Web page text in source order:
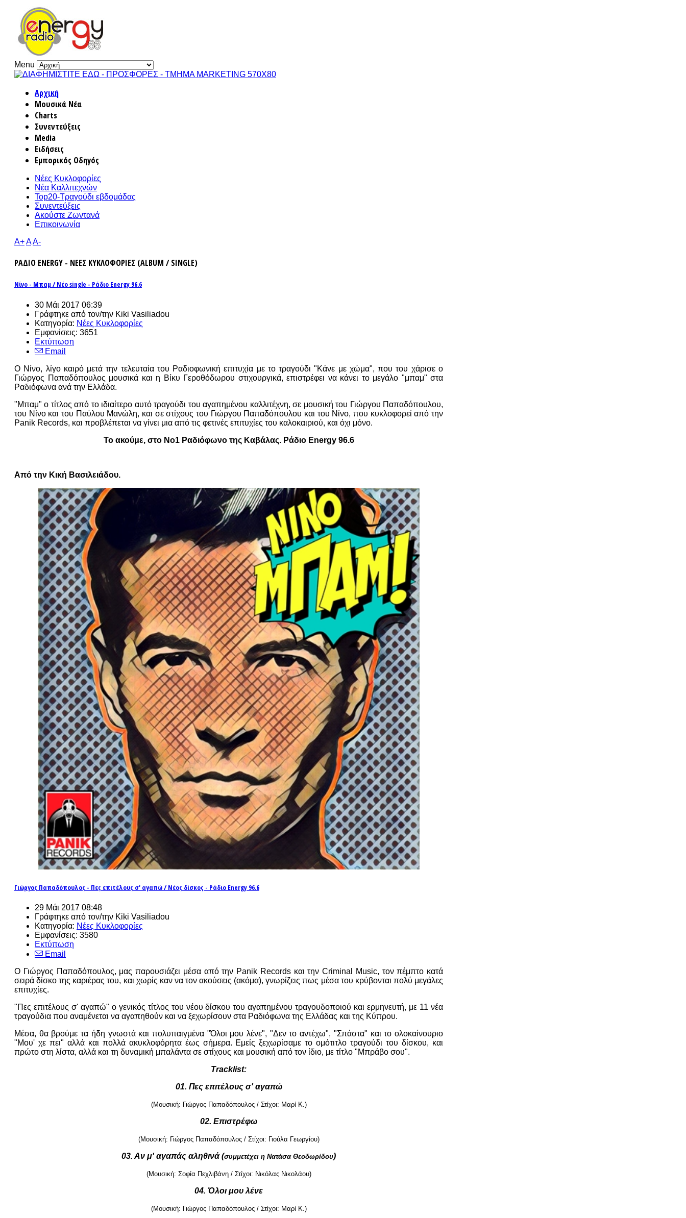
Menu
Αρχική
Μουσικά Νέα
Charts
Συνεντεύξεις
Media
Ειδήσεις
Εμπορικός Οδηγός
Νέες Κυκλοφορίες
Νέα Καλλιτεχνών
Top20-Τραγούδι εβδομάδας
Συνεντεύξεις
Ακούστε Ζωντανά
Επικοινωνία
A+AA-
ΡΑΔΙΟ ENERGY - ΝΕΕΣ ΚΥΚΛΟΦΟΡΙΕΣ (ALBUM / SINGLE)
Νίνο - Μπαμ / Νέο single - Ράδιο Energy 96.6
30 Μάι 2017 06:39
Γράφτηκε από τον/την Kiki Vasiliadou
Κατηγορία: Νέες Κυκλοφορίες
Εμφανίσεις: 3651
Εκτύπωση
Email
Ο Νίνο, λίγο καιρό μετά την τελευταία του Ραδιοφωνική επιτυχία με το τραγούδι "Κάνε με χώμα", που του χάρισε ο
Γιώργος Παπαδόπουλος μουσικά και η Βίκυ Γεροθόδωρου στιχουργικά, επιστρέφει να κάνει το μεγάλο "μπαμ" στα
Ραδιόφωνα ανά την Ελλάδα.
"Μπαμ" ο τίτλος από το ιδιαίτερο αυτό τραγούδι του αγαπημένου καλλιτέχνη, σε μουσική του Γιώργου Παπαδόπουλου,
του Νίνο και του Παύλου Μανώλη, και σε στίχους του Γιώργου Παπαδόπουλου και του Νίνο, που κυκλοφορεί από την
Panik Records, και προβλέπεται να γίνει μια από τις φετινές επιτυχίες του καλοκαιριού, και όχι μόνο.
Το ακούμε, στο Νο1 Ραδιόφωνο της Καβάλας. Ράδιο Energy 96.6
Από την Κική Βασιλειάδου.
Γιώργος Παπαδόπουλος - Πες επιτέλους σ' αγαπώ / Νέος δίσκος - Ράδιο Energy 96.6
29 Μάι 2017 08:48
Γράφτηκε από τον/την Kiki Vasiliadou
Κατηγορία: Νέες Κυκλοφορίες
Εμφανίσεις: 3580
Εκτύπωση
Email
Ο Γιώργος Παπαδόπουλος, μας παρουσιάζει μέσα από την Panik Records και την Criminal Music, τον πέμπτο κατά
σειρά δίσκο της καριέρας του, και χωρίς καν να τον ακούσεις (ακόμα), γνωρίζεις πως μέσα του κρύβονται πολύ μεγάλες
επιτυχίες.
"Πες επιτέλους σ' αγαπώ" ο γενικός τίτλος του νέου δίσκου του αγαπημένου τραγουδοποιού και ερμηνευτή, με 11 νέα
τραγούδια που αναμένεται να αγαπηθούν και να ξεχωρίσουν στα Ραδιόφωνα της Ελλάδας και της Κύπρου.
Μέσα, θα βρούμε τα ήδη γνωστά και πολυπαιγμένα "Όλοι μου λένε", "Δεν το αντέχω", "Σπάστα" και το ολοκαίνουριο
"Μου' χε πει" αλλά και πολλά ακυκλοφόρητα έως σήμερα. Εμείς ξεχωρίσαμε το ομότιτλο τραγούδι του δίσκου, και
πρώτο στη λίστα, αλλά και τη δυναμική μπαλάντα σε στίχους και μουσική από τον ίδιο, με τίτλο "Μπράβο σου".
Tracklist:
01. Πες επιτέλους σ' αγαπώ
(Μουσική: Γιώργος Παπαδόπουλος / Στίχοι: Μαρί Κ.)
02. Επιστρέφω
(Μουσική: Γιώργος Παπαδόπουλος / Στίχοι: Γιούλα Γεωργίου)
03. Αν μ' αγαπάς αληθινά (συμμετέχει η Νατάσα Θεοδωρίδου)
(Μουσική: Σοφία Πεχλιβάνη / Στίχοι: Νικόλας Νικολάου)
04. Όλοι μου λένε
(Μουσική: Γιώργος Παπαδόπουλος / Στίχοι: Μαρί Κ.)